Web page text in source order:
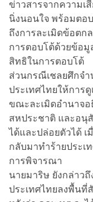
ข่าวสารจากความเ
นิ่งนอนใจ พร้อมตอ
ถึงการละเมิดข้อต
การตอบโต้ด้วยข้อมู
สิทธิในการตอบโต้
ส่วนกรณีเชลยศึกจ
ประเทศไทยให้กา
ขณะละเมิดอำนาจอ
สหประชาติ และอนุ
ได้และปล่อยตัวได้
กลับมาทำร้ายประ
การพิจารณา
นายมาริษ ยังกล่าว
ประเทศไทยลงพื้นที่